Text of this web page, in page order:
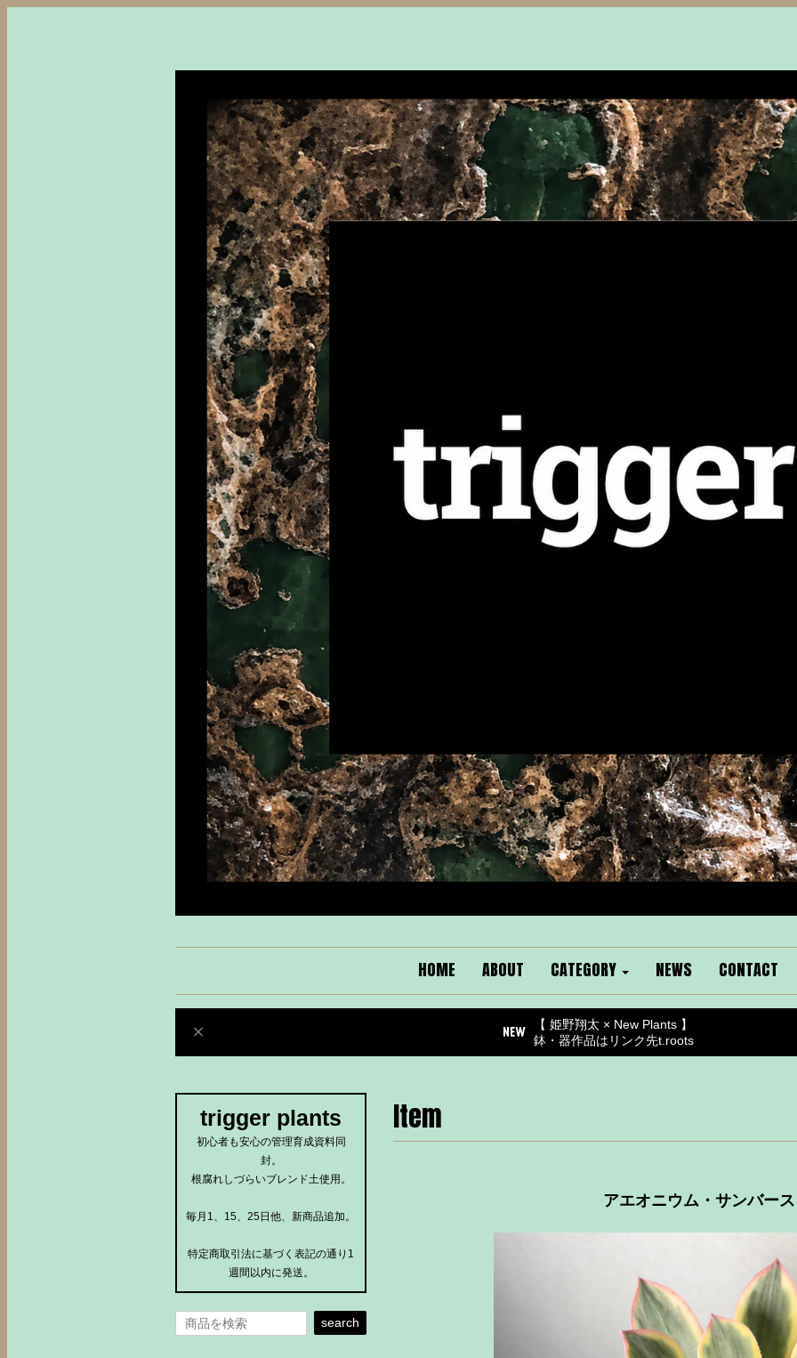
HOME ABOUT CATEGORY NEWS CONTACT
【 姫野翔太 × New Plants 】
鉢・器作品はリンク先t.roots
Item
アエオニウム・サンバー
trigger plants
初心者も安心の管理育成資料同
封。
根腐れしづらいブレンド土使用。
毎月1、15、25日他、新商品追加。
特定商取引法に基づく表記の通り1
週間以内に発送。
search